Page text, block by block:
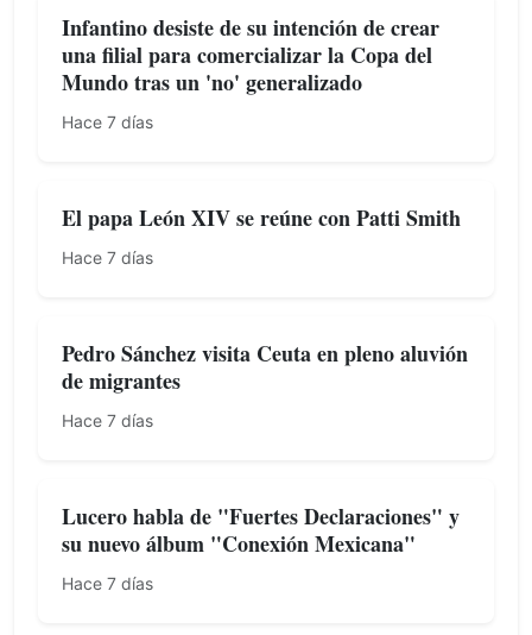
Infantino desiste de su intención de crear
una filial para comercializar la Copa del
Mundo tras un 'no' generalizado
Hace 7 días
El papa León XIV se reúne con Patti Smith
Hace 7 días
Pedro Sánchez visita Ceuta en pleno aluvión
de migrantes
Hace 7 días
Lucero habla de "Fuertes Declaraciones" y
su nuevo álbum "Conexión Mexicana"
Hace 7 días